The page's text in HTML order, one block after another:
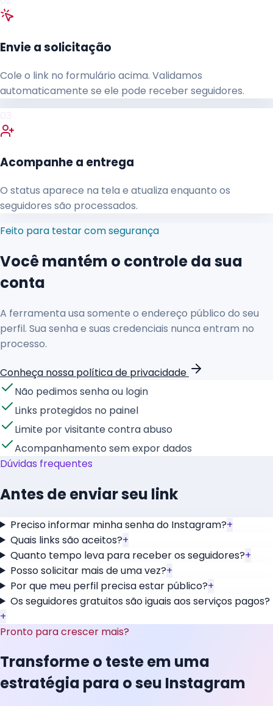
Envie a solicitação
Cole o link no formulário acima. Validamos
automaticamente se ele pode receber seguidores.
Acompanhe a entrega
O status aparece na tela e atualiza enquanto os
seguidores são processados.
Feito para testar com segurança
Você mantém o controle da sua
conta
A ferramenta usa somente o endereço público do seu
perfil. Sua senha e suas credenciais nunca entram no
processo.
Conheça nossa política de privacidade
Não pedimos senha ou login
Links protegidos no painel
Limite por visitante contra abuso
Acompanhamento sem expor dados
Dúvidas frequentes
Antes de enviar seu link
Preciso informar minha senha do Instagram?+
Quais links são aceitos?+
Quanto tempo leva para receber os seguidores?+
Posso solicitar mais de uma vez?+
Por que meu perfil precisa estar público?+
Os seguidores gratuitos são iguais aos serviços pagos?
+
Pronto para crescer mais?
Transforme o teste em uma
estratégia para o seu Instagram